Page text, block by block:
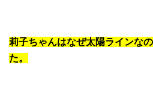
莉子ちゃんはなぜ太陽ラインな
た。